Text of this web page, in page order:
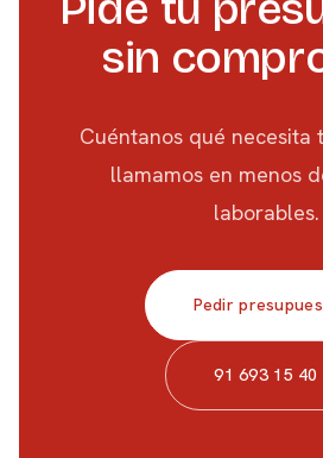
sin
Cuéntanos qué necesita
llamamos en menos
laborables.
Pedir
91 693 15 40